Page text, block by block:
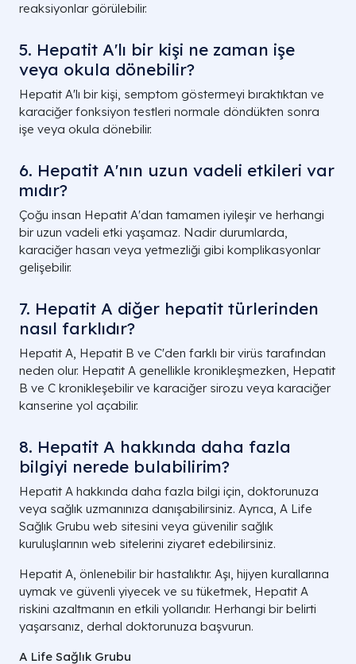
reaksiyonlar görülebilir.
5. Hepatit A'lı bir kişi ne zaman işe
veya okula dönebilir?
Hepatit A'lı bir kişi, semptom göstermeyi bıraktıktan ve
karaciğer fonksiyon testleri normale döndükten sonra
işe veya okula dönebilir.
6. Hepatit A'nın uzun vadeli etkileri var
mıdır?
Çoğu insan Hepatit A'dan tamamen iyileşir ve herhangi
bir uzun vadeli etki yaşamaz. Nadir durumlarda,
karaciğer hasarı veya yetmezliği gibi komplikasyonlar
gelişebilir.
7. Hepatit A diğer hepatit türlerinden
nasıl farklıdır?
Hepatit A, Hepatit B ve C'den farklı bir virüs tarafından
neden olur. Hepatit A genellikle kronikleşmezken, Hepatit
B ve C kronikleşebilir ve karaciğer sirozu veya karaciğer
kanserine yol açabilir.
8. Hepatit A hakkında daha fazla
bilgiyi nerede bulabilirim?
Hepatit A hakkında daha fazla bilgi için, doktorunuza
veya sağlık uzmanınıza danışabilirsiniz. Ayrıca, A Life
Sağlık Grubu web sitesini veya güvenilir sağlık
kuruluşlarının web sitelerini ziyaret edebilirsiniz.
Hepatit A, önlenebilir bir hastalıktır. Aşı, hijyen kurallarına
uymak ve güvenli yiyecek ve su tüketmek, Hepatit A
riskini azaltmanın en etkili yollarıdır. Herhangi bir belirti
yaşarsanız, derhal doktorunuza başvurun.
A Life Sağlık Grubu